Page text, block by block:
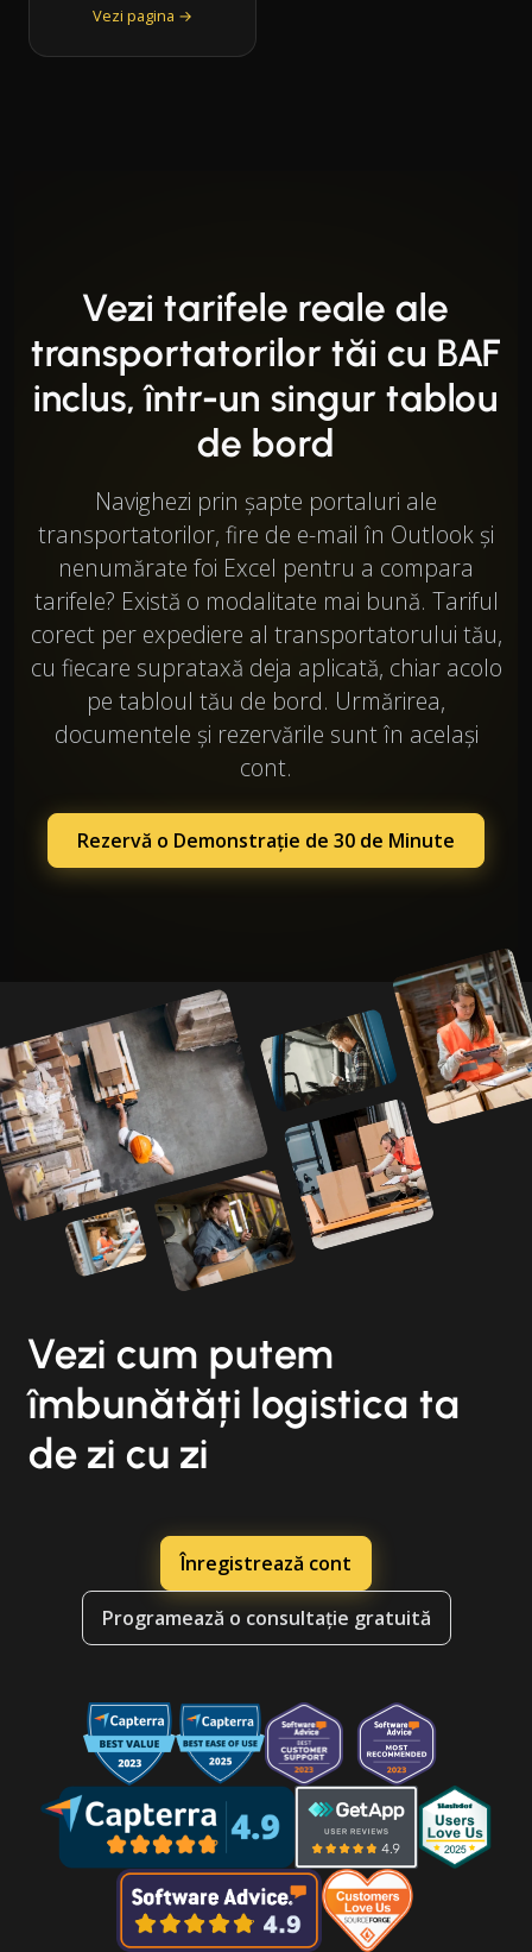
Vezi pagina →
Vezi tarifele reale ale
transportatorilor tăi cu BAF
inclus, într-un singur tablou
de bord
Navighezi prin șapte portaluri ale
transportatorilor, fire de e-mail în Outlook și
nenumărate foi Excel pentru a compara
tarifele? Există o modalitate mai bună. Tariful
corect per expediere al transportatorului tău,
cu fiecare suprataxă deja aplicată, chiar acolo
pe tabloul tău de bord. Urmărirea,
documentele și rezervările sunt în același
cont.
Rezervă o Demonstrație de 30 de Minute
Vezi cum putem
îmbunătăți logistica ta
de zi cu zi
Înregistrează cont
Programează o consultație gratuită